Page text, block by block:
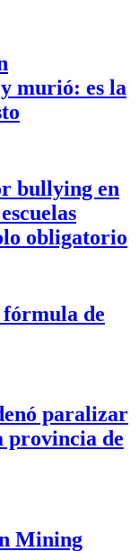
murió: es la
bullying en
obligatorio
fórmula de
paralizar
provincia de
Mining